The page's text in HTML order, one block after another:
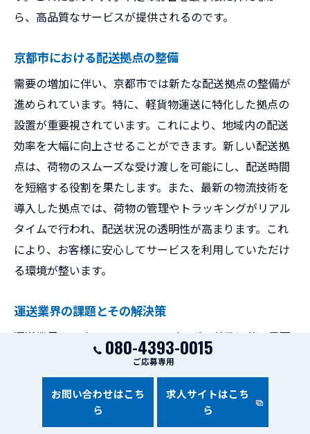
ら、高品質なサービスが提供されるのです。
京都市における配送拠点の整備
需要の増加に伴い、京都市では新たな配送拠点の整備が
進められています。特に、軽貨物運送に特化した拠点の
設置が重要視されています。これにより、地域内の配送
効率を大幅に向上させることができます。新しい配送拠
点は、荷物のスムーズな受け渡しを可能にし、配送時間
を短縮する役割を果たします。また、最新の物流技術を
導入した拠点では、荷物の管理やトラッキングがリアル
タイムで行われ、配送状況の透明性が高まります。これ
により、お客様に安心してサービスを利用していただけ
る環境が整います。
運送業界の課題とその解決策
運送業界は、オンラインショッピングの普及に伴い需要
が急増している一方で、複数の課題に直面しています。
特に、人手不足や配送効率の向上が求められる中、解決
策として自動運転技術やAIによる配車システムの導入が
進められています。これにより、配送時間の短縮や労働
080-4393-0015
ご応募専用
お問い合わせはこち
ら
求人サイトはこち
ら